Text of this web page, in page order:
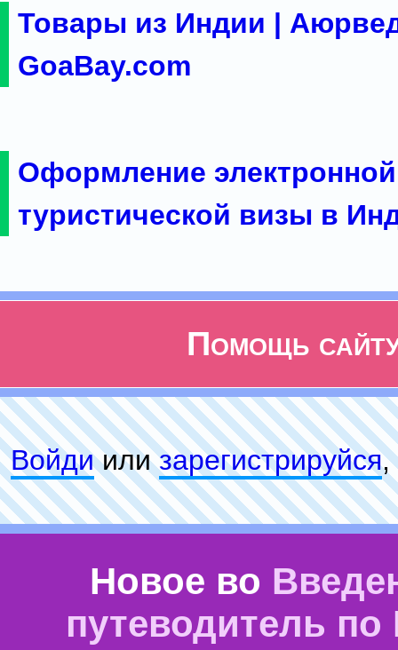
Товары из Индии |
GoaBay.com
Оформление электронной
туристической визы в
Помощь
Войдиилизарeгиcтpируйся,
Новое во
путеводитель